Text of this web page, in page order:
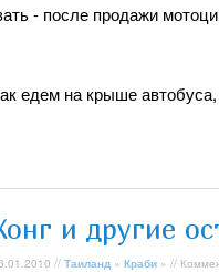
- после продажи
едем на крыше
и другие
// Таиланд » Краби » //